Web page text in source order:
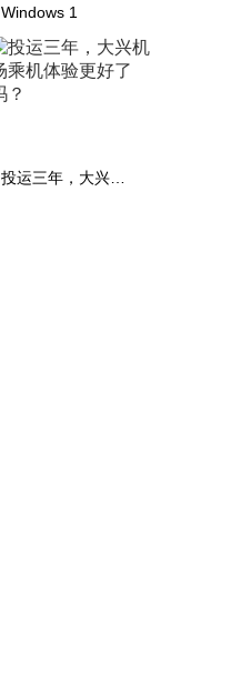
Windows 1